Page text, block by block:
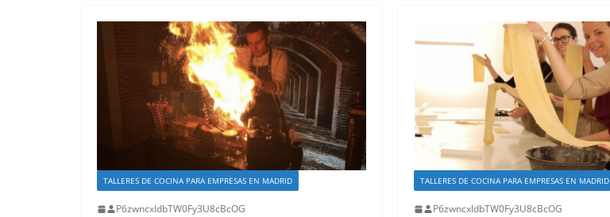
TALLERES DE COCINA PARA EMPRESAS EN MADRID
P6zwncxIdbTW0Fy3U8cBcOG
TALLERES DE COCINA PARA EMPRESAS EN MADRID
P6zwncxIdbTW0Fy3U8cBcOG